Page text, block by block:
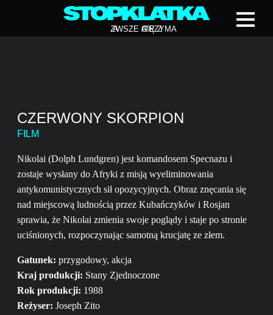
ZAWSZE CIĘ Z
ATRZYMA
CZERWONY SKORPION
FILM
Nikolai (Dolph Lundgren) jest komandosem Specnazu i
zostaje wysłany do Afryki z misją wyeliminowania
antykomunistycznych sił opozycyjnych. Obraz znęcania się
nad miejscową ludnością przez Kubańczyków i Rosjan
sprawia, że Nikolai zmienia swoje poglądy i staje po stronie
uciśnionych, rozpoczynając samotną krucjatę ze złem.
Gatunek: przygodowy, akcja
Kraj produkcji: Stany Zjednoczone
Rok produkcji: 1988
Reżyser: Joseph Zito